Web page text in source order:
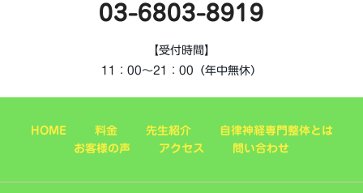
03-6803-8919
【受付時間】
11：00～21：00（年中無休）
HOME 料金 先生紹介
自律神経専門整体とは
お客様の声
アクセス 問い合わせ